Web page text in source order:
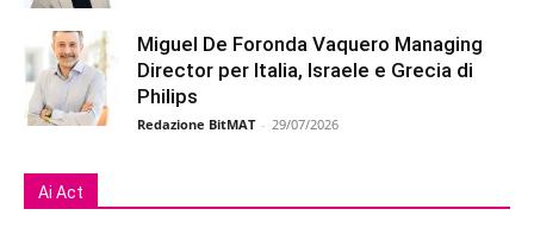
Miguel De Foronda Vaquero Managing
Director per Italia, Israele e Grecia di
Philips
Redazione BitMAT - 29/07/2026
Ai Act